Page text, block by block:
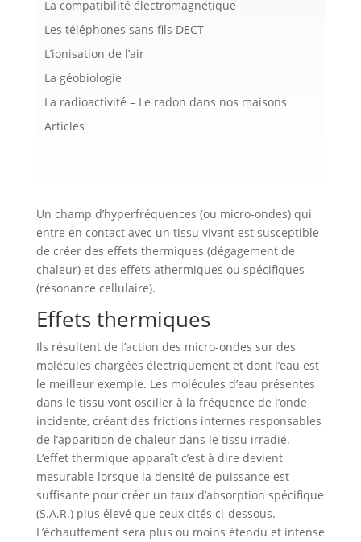
La compatibilité électromagnétique
Les téléphones sans fils DECT
L’ionisation de l’air
La géobiologie
La radioactivité – Le radon dans nos maisons
Articles
Un champ d’hyperfréquences (ou micro-ondes) qui
entre en contact avec un tissu vivant est susceptible
de créer des effets thermiques (dégagement de
chaleur) et des effets athermiques ou spécifiques
(résonance cellulaire).
Effets thermiques
Ils résultent de l’action des micro-ondes sur des
molécules chargées électriquement et dont l’eau est
le meilleur exemple. Les molécules d’eau présentes
dans le tissu vont osciller à la fréquence de l’onde
incidente, créant des frictions internes responsables
de l’apparition de chaleur dans le tissu irradié.
L’effet thermique apparaît c’est à dire devient
mesurable lorsque la densité de puissance est
suffisante pour créer un taux d’absorption spécifique
(S.A.R.) plus élevé que ceux cités ci-dessous.
L’échauffement sera plus ou moins étendu et intense